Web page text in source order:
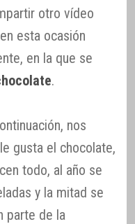
otro vídeo
esta ocasión
en la que se
.
nos
gusta el chocolate,
todo, al año se
y la mitad se
parte de la